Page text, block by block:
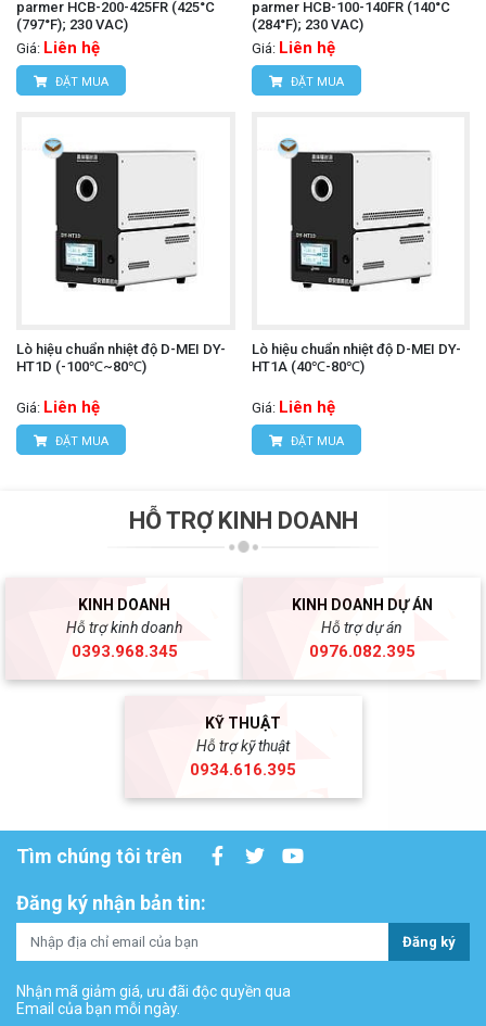
parmer HCB-200-425FR (425°C
(797°F); 230 VAC)
Giá: Liên hệ
ĐẶT MUA
parmer HCB-100-140FR (140°C
(284°F); 230 VAC)
Giá: Liên hệ
ĐẶT MUA
Lò hiệu chuẩn nhiệt độ D-MEI DY-
HT1D (-100℃~80℃)
Giá: Liên hệ
ĐẶT MUA
Lò hiệu chuẩn nhiệt độ D-MEI DY-
HT1A (40℃-80℃)
Giá: Liên hệ
ĐẶT MUA
HỖ TRỢ KINH DOANH
KINH DOANH
Hỗ trợ kinh doanh
0393.968.345
KINH DOANH DỰ ÁN
Hỗ trợ dự án
0976.082.395
KỸ THUẬT
Hỗ trợ kỹ thuật
0934.616.395
Tìm chúng tôi trên
Đăng ký nhận bản tin:
Đăng ký
Nhận mã giảm giá, ưu đãi độc quyền qua
Email của bạn mỗi ngày.